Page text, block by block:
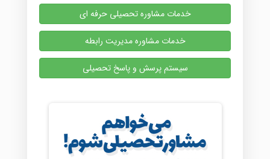
خدمات مشاوره تحصیلی حرفه ای
خدمات مشاوره مدیریت رابطه
سیستم پرسش و پاسخ تحصیلی